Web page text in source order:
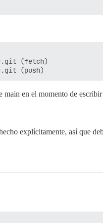
(fetch)
main en el momento de escribir
explícitamente, así que